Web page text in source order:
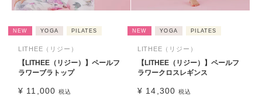
NEW YOGA PILATES
LITHEE（リジー）
【LITHEE（リジー）】ペールフ
ラワーブラトップ
¥ 11,000 税込
NEW YOGA PILATES
LITHEE（リジー）
【LITHEE（リジー）】ペールフ
ラワークロスレギンス
¥ 14,300 税込